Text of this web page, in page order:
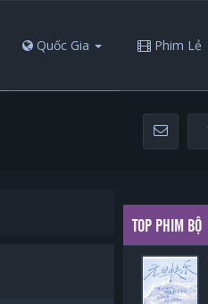
Quốc Gia Phim Lẻ
TOP PHIM BỘ